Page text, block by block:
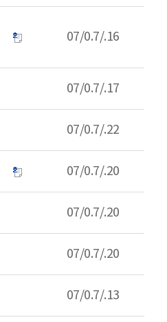
07/0.7/.16
07/0.7/.17
07/0.7/.22
07/0.7/.20
07/0.7/.20
07/0.7/.20
07/0.7/.13